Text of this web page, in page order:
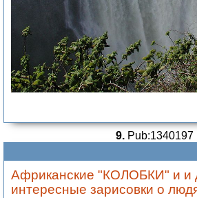
9.Pub:1340197
Африканские "КОЛОБКИ" и и
интересные зарисовки о